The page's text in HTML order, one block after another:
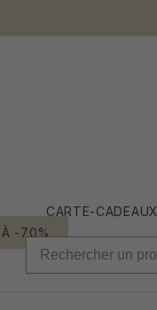
CARTE-CADEAUX
-70%